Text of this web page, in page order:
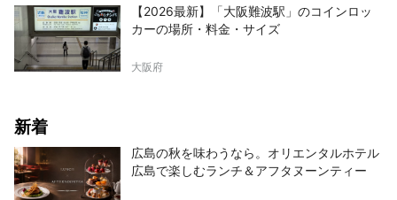
【2026最新】「大阪難波駅」のコインロッ
カーの場所・料金・サイズ
大阪府
新着
広島の秋を味わうなら。オリエンタルホテル
広島で楽しむランチ＆アフタヌーンティー